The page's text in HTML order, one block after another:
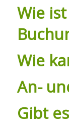
Wie
Wie
An-
Gibt